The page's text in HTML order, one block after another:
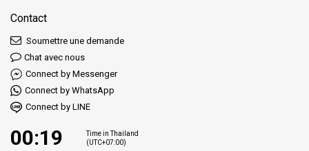
Contact
Soumettre une demande
Chat avec nous
Connect by Messenger
Connect by WhatsApp
Connect by LINE
00:19
Time in Thailand
(UTC+07:00)